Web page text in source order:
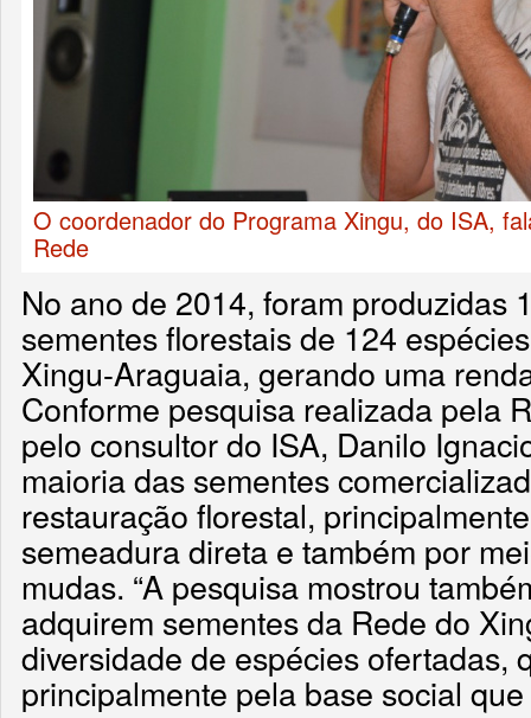
O coordenador do Programa Xingu, do ISA,
Rede
No ano de 2014, foram produzidas
sementes florestais de 124
Xingu-Araguaia, gerando uma
Conforme pesquisa realizada pela
pelo consultor do ISA, Danilo
maioria das sementes
restauração florestal,
semeadura direta e também por
mudas. “A pesquisa mostrou
adquirem sementes da Rede do
diversidade de espécies ofertadas,
principalmente pela base social